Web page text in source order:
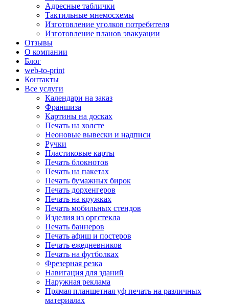
Адресные таблички
Тактильные мнемосхемы
Изготовление уголков потребителя
Изготовление планов эвакуации
Отзывы
О компании
Блог
web-to-print
Контакты
Все услуги
Календари на заказ
Франшиза
Картины на досках
Печать на холсте
Неоновые вывески и надписи
Ручки
Пластиковые карты
Печать блокнотов
Печать на пакетах
Печать бумажных бирок
Печать дорхенгеров
Печать на кружках
Печать мобильных стендов
Изделия из оргстекла
Печать баннеров
Печать афиш и постеров
Печать ежедневников
Печать на футболках
Фрезерная резка
Навигация для зданий
Наружная реклама
Прямая планшетная уф печать на различных
материалах